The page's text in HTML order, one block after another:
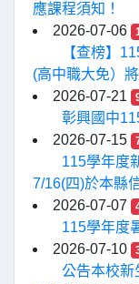
應課程須知！
2026-07-06
【查榜】
(高中職大免）
2026-07-21
彰興國中
2026-07-15
115學年度
7/16(四)於本縣
2026-07-07
115學年度
2026-07-10
公告本校新